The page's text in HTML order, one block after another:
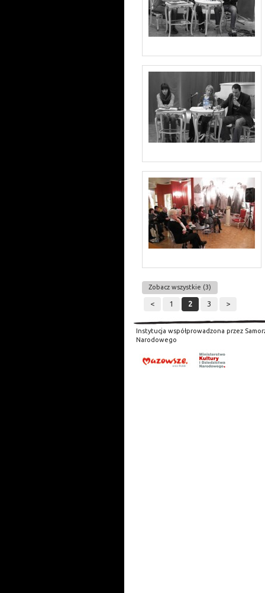
Zobacz wszystkie (3)
< 1 2 3 >
Instytucja współprowadzona przez
Narodowego